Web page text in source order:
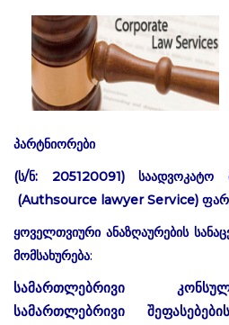
პარტნიორები
(ს/ნ: 205120091) საადვოკატო
(Authsource lawyer Service)
ყოველთვიური ანაზღაურების
მომსახურება:
სამართლებრივი
სამართლებრივი შეფასებების